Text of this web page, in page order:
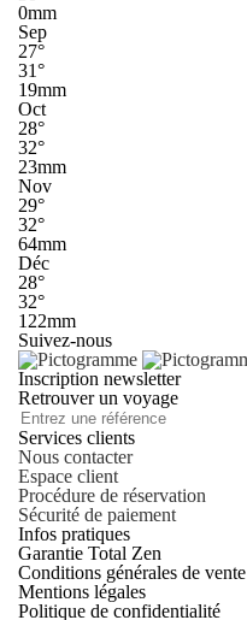
0mm
Sep
27°
31°
19mm
Oct
28°
32°
23mm
Nov
29°
32°
64mm
Déc
28°
32°
122mm
Suivez-nous
Inscription newsletter
Retrouver un voyage
Services clients
Nous contacter
Espace client
Procédure de réservation
Sécurité de paiement
Infos pratiques
Garantie Total Zen
Conditions générales de vente
Mentions légales
Politique de confidentialité